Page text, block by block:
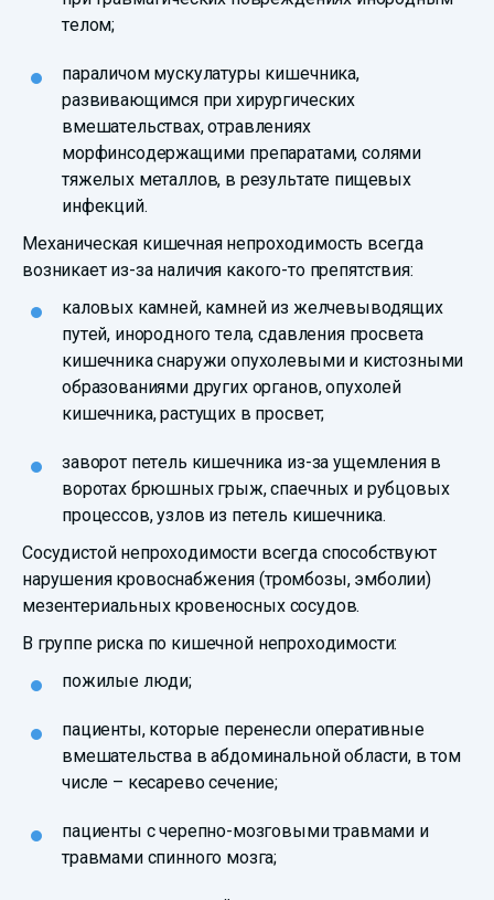
телом;
параличом мускулатуры кишечника,
развивающимся при хирургических
вмешательствах, отравлениях
морфинсодержащими препаратами, солями
тяжелых металлов, в результате пищевых
инфекций.
Механическая кишечная непроходимость всегда
возникает из-за наличия какого-то препятствия:
каловых камней, камней из желчевыводящих
путей, инородного тела, сдавления просвета
кишечника снаружи опухолевыми и кистозными
образованиями других органов, опухолей
кишечника, растущих в просвет;
заворот петель кишечника из-за ущемления в
воротах брюшных грыж, спаечных и рубцовых
процессов, узлов из петель кишечника.
Сосудистой непроходимости всегда способствуют
нарушения кровоснабжения (тромбозы, эмболии)
мезентериальных кровеносных сосудов.
В группе риска по кишечной непроходимости:
пожилые люди;
пациенты, которые перенесли оперативные
вмешательства в абдоминальной области, в том
числе – кесарево сечение;
пациенты с черепно-мозговыми травмами и
травмами спинного мозга;